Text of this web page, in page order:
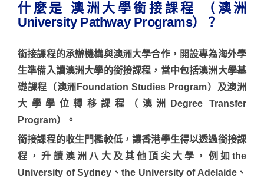
什麼是 澳洲大學銜接課程 （澳洲
University Pathway Programs）？
銜接課程的承辦機構與澳洲大學合作，開設專為海外學
生準備入讀澳洲大學的銜接課程，當中包括澳洲大學基
礎課程（澳洲Foundation Studies Program）及澳洲
大學學位轉移課程（澳洲Degree Transfer
Program）。
銜接課程的收生門檻較低，讓香港學生得以透過銜接課
程，升讀澳洲八大及其他頂尖大學，例如the
University of Sydney、the University of Adelaide、